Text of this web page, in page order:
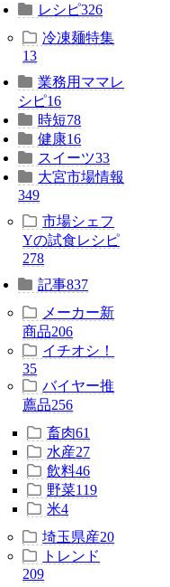
レシピ326
冷凍麺特集
13
業務用ママレ
シピ16
時短78
健康16
スイーツ33
大宮市場情報
349
市場シェフ
Yの試食レシピ
278
記事837
メーカー新
商品206
イチオシ！
35
バイヤー推
薦品256
畜肉61
水産27
飲料46
野菜119
米4
埼玉県産20
トレンド
209